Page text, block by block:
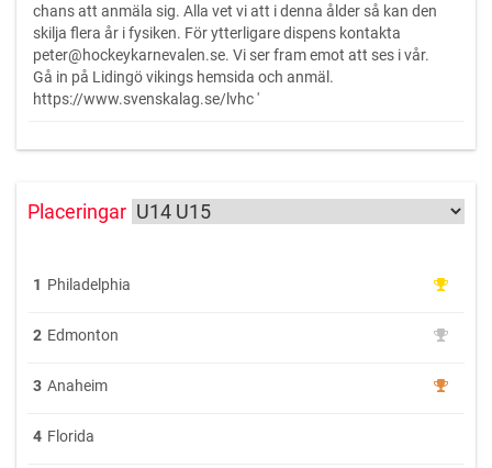
chans att anmäla sig. Alla vet vi att i denna ålder så kan den
skilja flera år i fysiken. För ytterligare dispens kontakta
peter@hockeykarnevalen.se. Vi ser fram emot att ses i vår.
Gå in på Lidingö vikings hemsida och anmäl.
https://www.svenskalag.se/lvhc '
Placeringar
1 Philadelphia
2 Edmonton
3 Anaheim
4 Florida